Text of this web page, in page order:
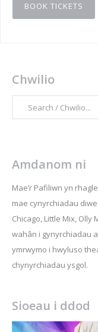
BOOK TICKETS
Chwilio
Amdanom ni
Mae’r Pafiliwn yn
mae cynyrchiadau
Chicago, Little Mix, Olly
wahân i gynyrchiadau
ymrwymo i hwyluso
chynyrchiadau ysgol.
Sioeau i ddod